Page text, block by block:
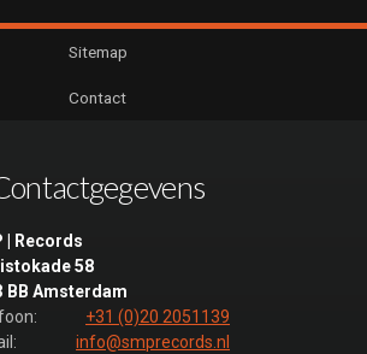
Sitemap
Contact
| Records
58
BB Amsterdam
+31 (0)20 2051139
info@smprecords.nl